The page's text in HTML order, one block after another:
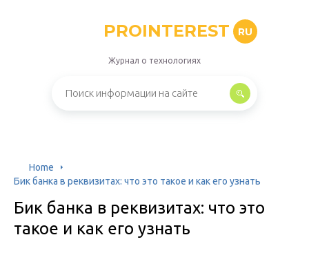
PROINTEREST RU
Журнал о технологиях
Home
Бик банка в реквизитах: что это такое и как его узнать
Бик банка в реквизитах: что это
такое и как его узнать